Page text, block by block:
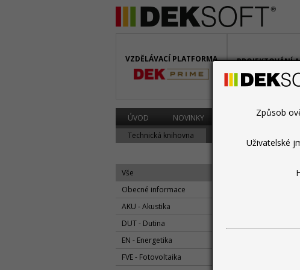
Způsob
Uživatelské
VZDĚLÁVACÍ PLATFORMA
PROJEKTOVÁNÍ A
BIM
ÚVOD NOVINKY PROGRAMY
Technická knihovna
Vše
Obecné informace
AKU - Akustika
DUT - Dutina
EN - Energetika
FVE - Fotovoltaika